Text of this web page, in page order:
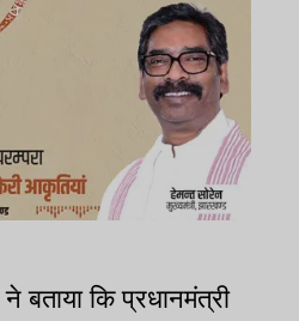
बताया कि प्रधानमंत्री